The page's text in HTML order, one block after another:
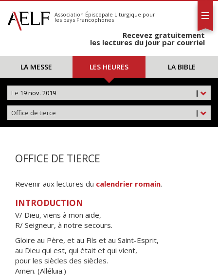
S'abonner
Calendrier
Association Épiscopale Liturgique pour
les pays Francophones
Recevez gratuitement
les lectures du jour par courriel
LA MESSE LES HEURES LA BIBLE
|
Le 19 nov. 2019
|
Office de tierce
OFFICE DE TIERCE
Revenir aux lectures du calendrier romain.
INTRODUCTION
V/ Dieu, viens à mon aide,
R/ Seigneur, à notre secours.
Gloire au Père, et au Fils et au Saint-Esprit,
au Dieu qui est, qui était et qui vient,
pour les siècles des siècles.
Amen. (Alléluia.)